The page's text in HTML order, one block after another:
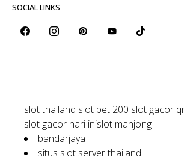
SOCIAL LINKS
slot thailand slot bet 200 slot gacor
slot gacor hari inislot mahjong
bandarjaya
situs slot server thailand